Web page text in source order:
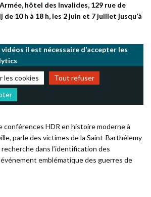
hôtel des Invalides, 129 rue de
de 10 h à 18 h, les 2 juin et 7 juillet jusqu’à
il est nécessaire d’accepter les
les cookies
Tout refuser
conférences HDR en histoire moderne à
parle des victimes de la Saint-Barthélemy
dans l’identification des
emblématique des guerres de